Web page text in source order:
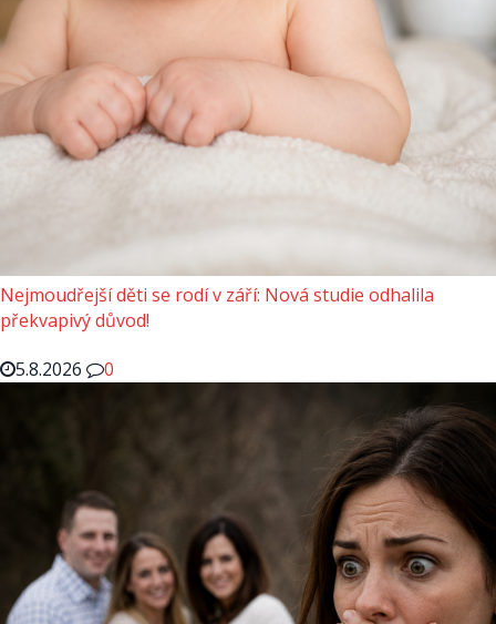
Nejmoudřejší děti se rodí v září: Nová studie odhalila
překvapivý důvod!
5.8.2026
0